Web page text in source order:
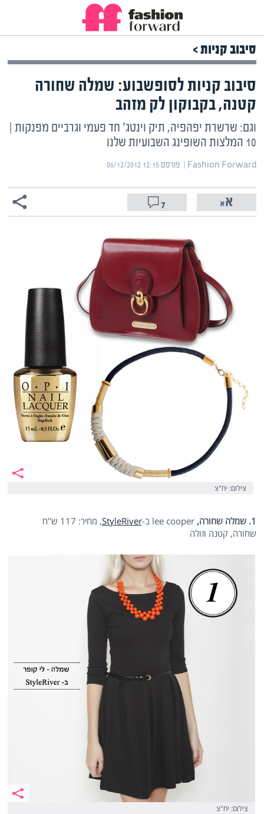
סיבוב קניות >
סיבוב קניות לסופשבוע: שמלה שחורה
קטנה, בקבוקון לק מזהב
וגם: שרשרת יפהפיה, תיק וינטג' חד פעמי וגרביים מפנקות |
10 המלצות השופינג השבועיות שלנו
Fashion Forward | ‏ פורסם ‎06/12/2012 12:15
7
צילום: יח"צ
1. שמלה שחורה, lee cooper ב- StyleRiver, מחיר: 117 ש"ח
שחורה, קטנה וזולה
צילום: יח"צ